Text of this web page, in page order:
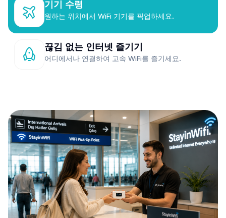
기기 수령
원하는 위치에서 WiFi 기기를 픽업하세요.
끊김 없는 인터넷 즐기기
어디에서나 연결하여 고속 WiFi를 즐기세요.